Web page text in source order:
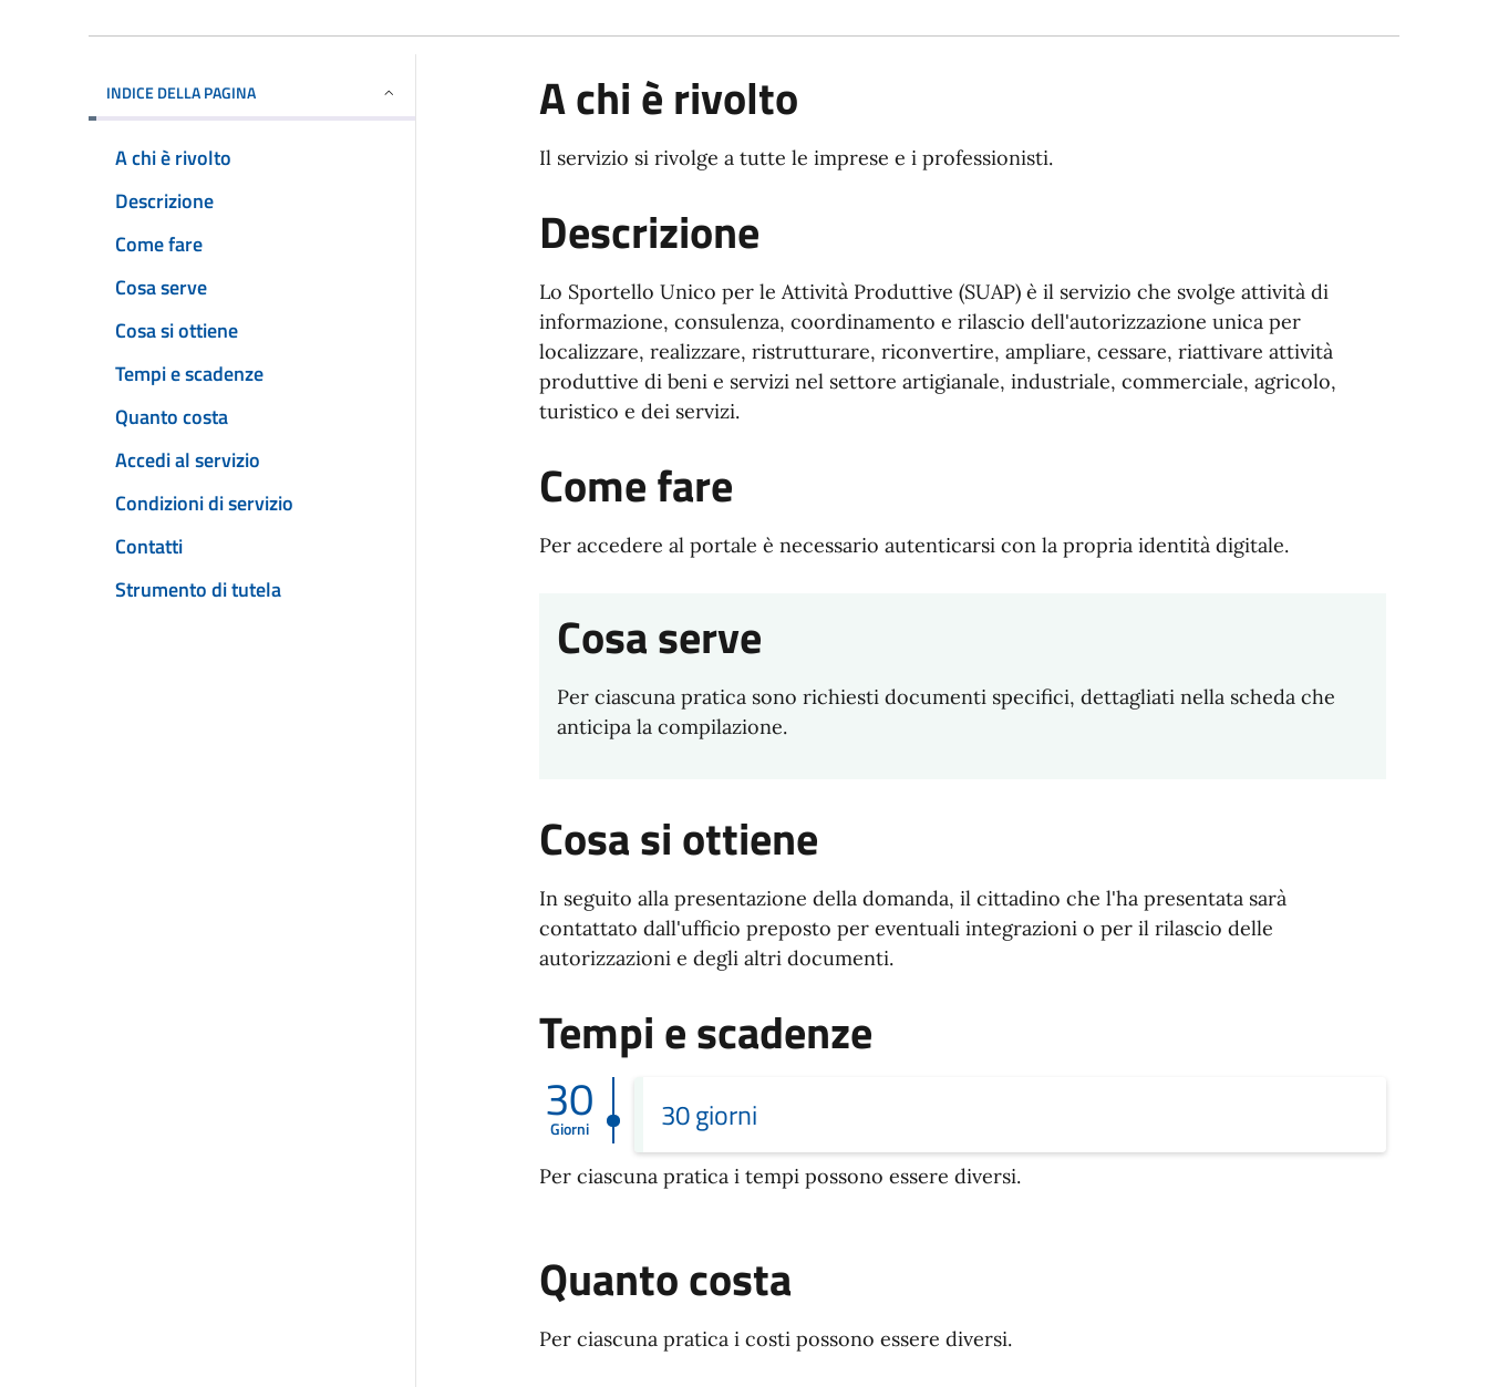
INDICE DELLA PAGINA
A chi è rivolto
Descrizione
Come fare
Cosa serve
Cosa si ottiene
Tempi e scadenze
Quanto costa
Accedi al servizio
Condizioni di servizio
Contatti
Strumento di tutela
A chi è rivolto
Il servizio si rivolge a tutte le imprese e i professionisti.
Descrizione
Lo Sportello Unico per le Attività Produttive (SUAP) è il servizio che svolge attività di
informazione, consulenza, coordinamento e rilascio dell'autorizzazione unica per
localizzare, realizzare, ristrutturare, riconvertire, ampliare, cessare, riattivare attività
produttive di beni e servizi nel settore artigianale, industriale, commerciale, agricolo,
turistico e dei servizi.
Come fare
Per accedere al portale è necessario autenticarsi con la propria identità digitale.
Cosa serve
Per ciascuna pratica sono richiesti documenti specifici, dettagliati nella scheda che
anticipa la compilazione.
Cosa si ottiene
In seguito alla presentazione della domanda, il cittadino che l'ha presentata sarà
contattato dall'ufficio preposto per eventuali integrazioni o per il rilascio delle
autorizzazioni e degli altri documenti.
Tempi e scadenze
30
Giorni 30 giorni
Per ciascuna pratica i tempi possono essere diversi.
Quanto costa
Per ciascuna pratica i costi possono essere diversi.